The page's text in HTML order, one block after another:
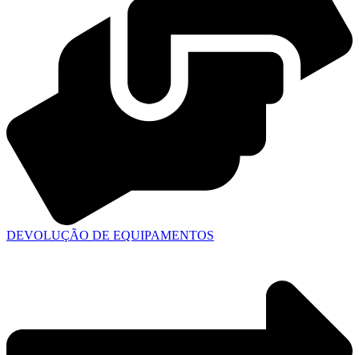
DEVOLUÇÃO DE EQUIPAMENTOS